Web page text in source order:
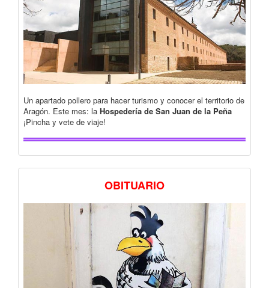
Un apartado pollero para hacer turismo y conocer el territorio de
Aragón. Este mes: la Hospedería de San Juan de la Peña
¡Pincha y vete de viaje!
OBITUARIO